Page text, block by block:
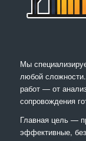
Мы
любой
работ — от
сопровождения
Главная цель —
эффективные,